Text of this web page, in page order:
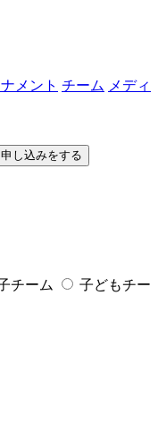
ナメント チーム メディ
申し込みをする
チーム
子どもチー